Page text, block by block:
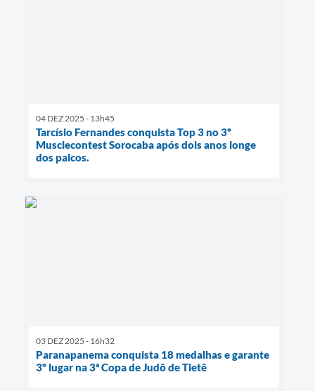
04 DEZ 2025 - 13h45
Tarcísio Fernandes conquista Top 3 no 3º
Musclecontest Sorocaba após dois anos longe
dos palcos.
03 DEZ 2025 - 16h32
Paranapanema conquista 18 medalhas e garante
3º lugar na 3ª Copa de Judô de Tietê